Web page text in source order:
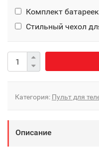
Комплект
Стильный чехол
Категория: Пульт для
Описание